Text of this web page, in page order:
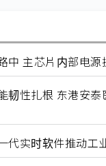
中 主芯片内部电源
韧性扎根 东港安泰
代实时软件推动工